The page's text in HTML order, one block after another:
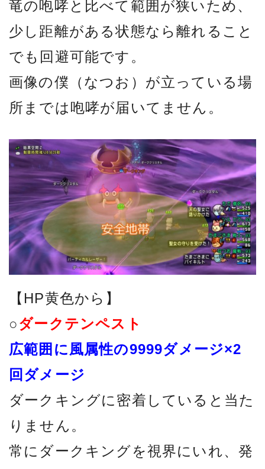
竜の咆哮と比べて範囲が狭いため、
少し距離がある状態なら離れること
でも回避可能です。
画像の僕（なつお）が立っている場
所までは咆哮が届いてません。
【HP黄色から】
○ダークテンペスト
広範囲に風属性の9999ダメージ×2
回ダメージ
ダークキングに密着していると当た
りません。
常にダークキングを視界にいれ、発